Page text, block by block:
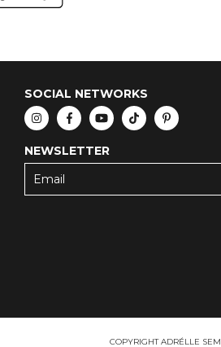
SOCIAL NETWORKS
NEWSLETTER
COPYRIGHT ADRÉLLE